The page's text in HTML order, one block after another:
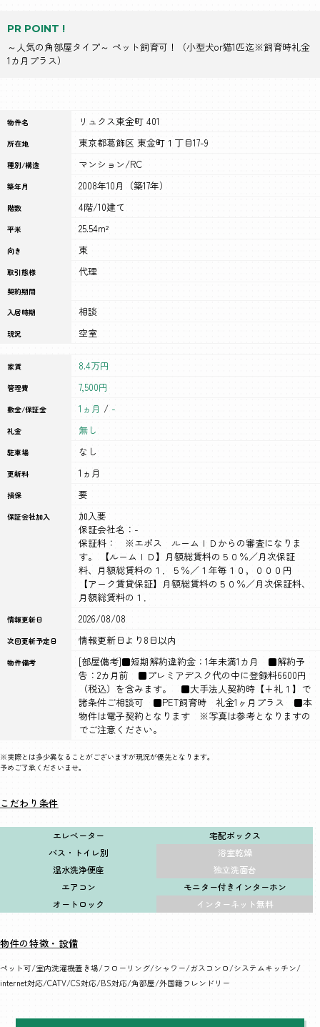
PR POINT !
～人気の角部屋タイプ～ ペット飼育可！（小型犬or猫1匹迄※飼育時礼金
1カ月プラス）
物件名 リュクス東金町 401
所在地 東京都葛飾区 東金町１丁目17-9
種別/構造 マンション/RC
築年月 2008年10月（築17年）
階数 4階/10建て
平米 25.54m²
向き 東
取引態様 代理
契約期間
入居時期
相談
現況 空室
※実際とは多少異なることがございますが現況が優先となります。
予めご了承くださいませ。
家賃 8.4万円
管理費 7,500円
敷金/保証金 1ヵ月 / -
礼金 無し
駐車場 なし
更新料 1ヵ月
損保 要
保証会社加入
加入要
保証会社名：-
保証料： ※エポス ルームＩＤからの審査になりま
す。 【ルームＩＤ】月額総賃料の５０％／月次保証
料、月額総賃料の１．５％／１年毎１０，０００円
【アーク賃貸保証】月額総賃料の５０％／月次保証料、
月額総賃料の１．
情報更新日 2026/08/08
次回更新予定日 情報更新日より8日以内
物件備考
[部屋備考]■短期解約違約金：1年未満1カ月 ■解約予
告：2カ月前 ■プレミアデスク代の中に登録料6600円
（税込）を含みます。 ■大手法人契約時【+礼１】で
諸条件ご相談可 ■PET飼育時 礼金1ヶ月プラス ■本
物件は電子契約となります ※写真は参考となりますの
でご注意ください。
こだわり条件
エレベーター
宅配ボックス
バス・トイレ別
浴室乾燥
温水洗浄便座
独立洗面台
エアコン
モニター付きインターホン
オートロック
インターネット無料
物件の特徴・設備
ペット可 室内洗濯機置き場 フローリング シャワー ガスコンロ システムキッチン
internet対応 CATV CS対応 BS対応 角部屋 外国籍フレンドリー